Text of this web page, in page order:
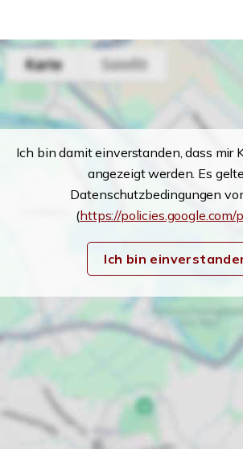
Ich bin damit einverstanden, dass mir
angezeigt werden. Es
Datenschutzbedingungen
(https://policies.google.com/
Ich bin